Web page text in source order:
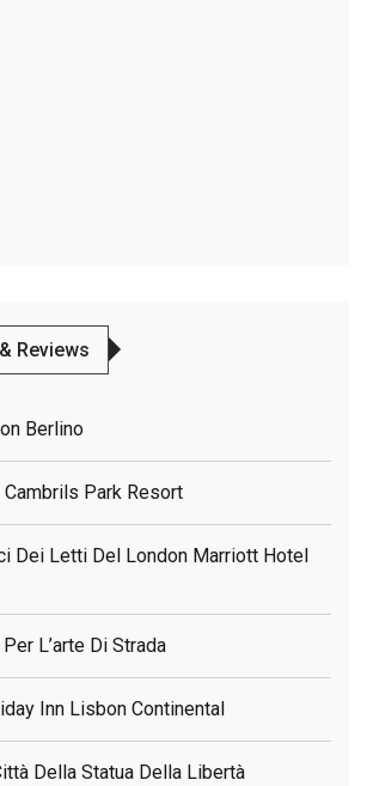
Reviews
Berlino
Park Resort
Dei Letti Del London Marriott Hotel
L’arte Di Strada
Inn Lisbon Continental
Della Statua Della Libertà